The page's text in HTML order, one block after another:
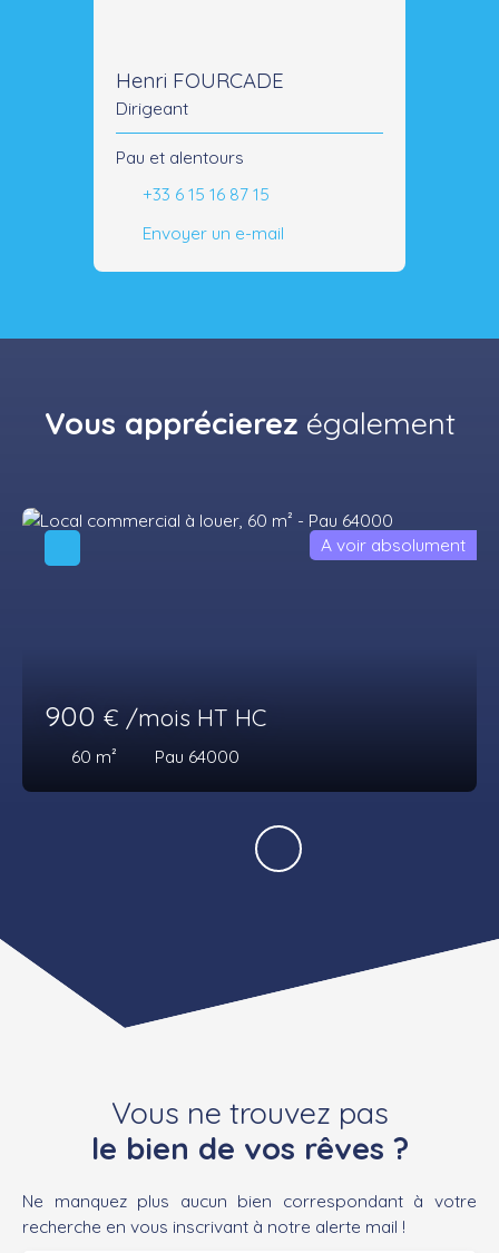
Henri FOURCADE
Dirigeant
Pau et alentours
+33 6 15 16 87 15
Envoyer un e-mail
Vous apprécierez également
900 € /mois HT HC
60 m² Pau 64000
A voir absolument
Vous ne trouvez pas
le bien de vos rêves ?
Ne manquez plus aucun bien correspondant à votre
recherche en vous inscrivant à notre alerte mail !